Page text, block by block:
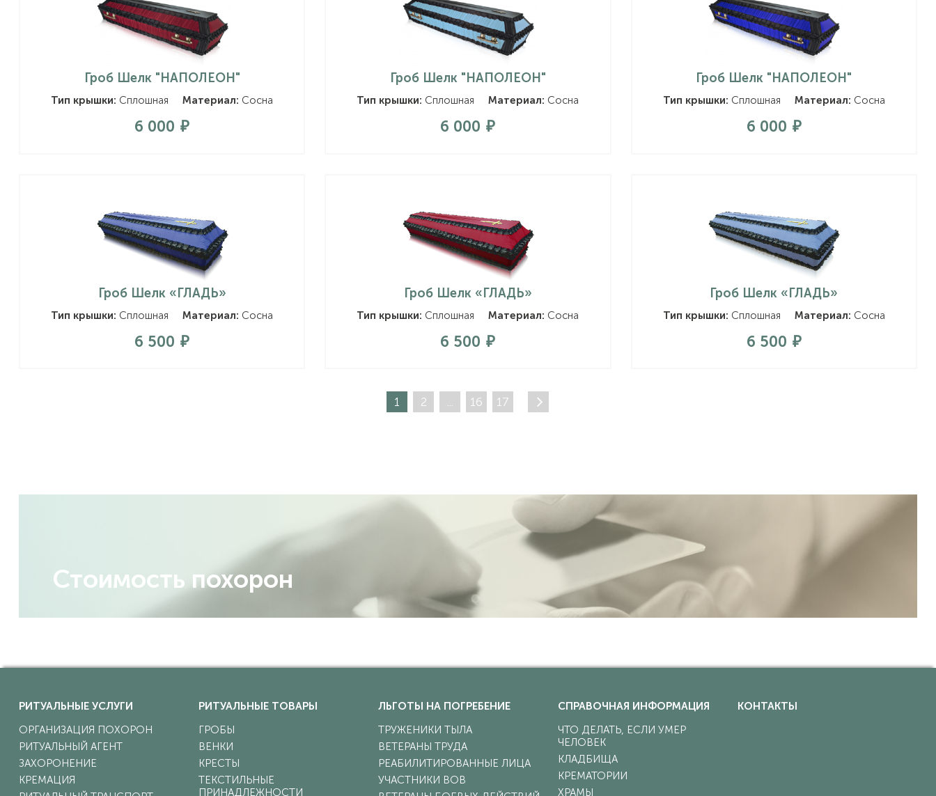
Гроб Шелк "НАПОЛЕОН"
Тип крышки: Сплошная Материал: Сосна
6 000
Гроб Шелк "НАПОЛЕОН"
Тип крышки: Сплошная Материал: Сосна
6 000
Гроб Шелк "НАПОЛЕОН"
Тип крышки: Сплошная Материал: Сосна
6 000
Гроб Шелк «ГЛАДЬ»
Тип крышки: Сплошная Материал: Сосна
6 500
Гроб Шелк «ГЛАДЬ»
Тип крышки: Сплошная Материал: Сосна
6 500
Гроб Шелк «ГЛАДЬ»
Тип крышки: Сплошная Материал: Сосна
6 500
1 2 ... 16 17
Стоимость похорон
РИТУАЛЬНЫЕ УСЛУГИ
ОРГАНИЗАЦИЯ ПОХОРОН
РИТУАЛЬНЫЙ АГЕНТ
ЗАХОРОНЕНИЕ
КРЕМАЦИЯ
РИТУАЛЬНЫЕ ТОВАРЫ
ГРОБЫ
ВЕНКИ
КРЕСТЫ
ТЕКСТИЛЬНЫЕ
ПРИНАДЛЕЖНОСТИ
ЛЬГОТЫ НА ПОГРЕБЕНИЕ
ТРУЖЕНИКИ ТЫЛА
ВЕТЕРАНЫ ТРУДА
РЕАБИЛИТИРОВАННЫЕ ЛИЦА
УЧАСТНИКИ ВОВ
СПРАВОЧНАЯ ИНФОРМАЦИЯ
ЧТО ДЕЛАТЬ, ЕСЛИ УМЕР
ЧЕЛОВЕК
КЛАДБИЩА
КРЕМАТОРИИ
ХРАМЫ
КОНТАКТЫ